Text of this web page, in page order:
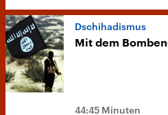
Dschihadismus
Mit dem
44:45 Minuten